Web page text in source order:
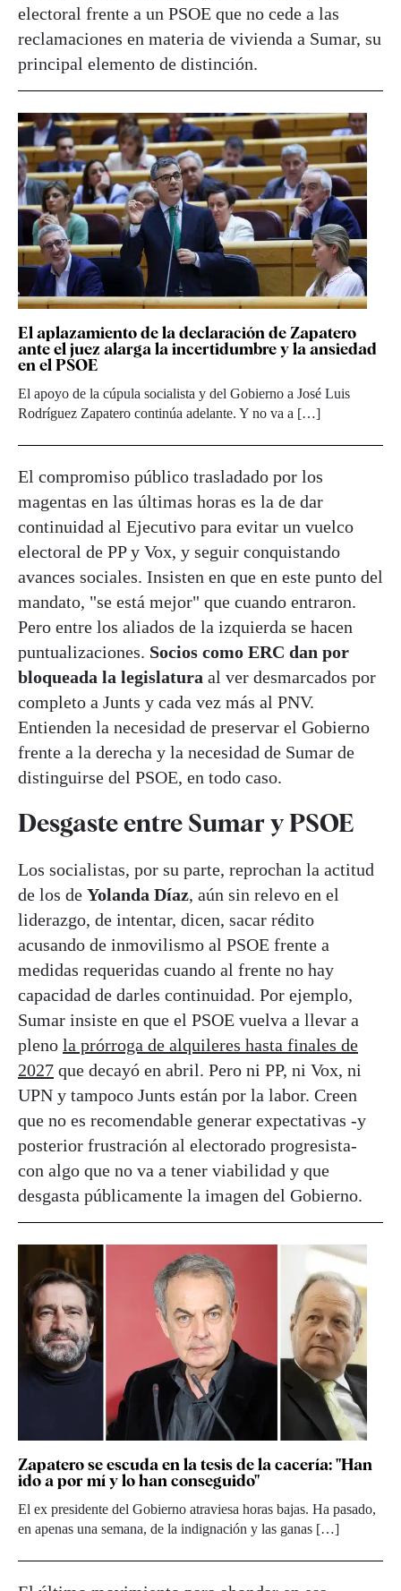
electoral frente a un PSOE que no cede a las
reclamaciones en materia de vivienda a Sumar, su
principal elemento de distinción.
El aplazamiento de la declaración de Zapatero
ante el juez alarga la incertidumbre y la ansiedad
en el PSOE
El apoyo de la cúpula socialista y del Gobierno a José Luis
Rodríguez Zapatero continúa adelante. Y no va a […]
El compromiso público trasladado por los
magentas en las últimas horas es la de dar
continuidad al Ejecutivo para evitar un vuelco
electoral de PP y Vox, y seguir conquistando
avances sociales. Insisten en que en este punto del
mandato, "se está mejor" que cuando entraron.
Pero entre los aliados de la izquierda se hacen
puntualizaciones. Socios como ERC dan por
bloqueada la legislatura al ver desmarcados por
completo a Junts y cada vez más al PNV.
Entienden la necesidad de preservar el Gobierno
frente a la derecha y la necesidad de Sumar de
distinguirse del PSOE, en todo caso.
Desgaste entre Sumar y PSOE
Los socialistas, por su parte, reprochan la actitud
de los de Yolanda Díaz, aún sin relevo en el
liderazgo, de intentar, dicen, sacar rédito
acusando de inmovilismo al PSOE frente a
medidas requeridas cuando al frente no hay
capacidad de darles continuidad. Por ejemplo,
Sumar insiste en que el PSOE vuelva a llevar a
pleno la prórroga de alquileres hasta finales de
2027 que decayó en abril. Pero ni PP, ni Vox, ni
UPN y tampoco Junts están por la labor. Creen
que no es recomendable generar expectativas -y
posterior frustración al electorado progresista-
con algo que no va a tener viabilidad y que
desgasta públicamente la imagen del Gobierno.
Zapatero se escuda en la tesis de la cacería: "Han
ido a por mí y lo han conseguido"
El ex presidente del Gobierno atraviesa horas bajas. Ha pasado,
en apenas una semana, de la indignación y las ganas […]